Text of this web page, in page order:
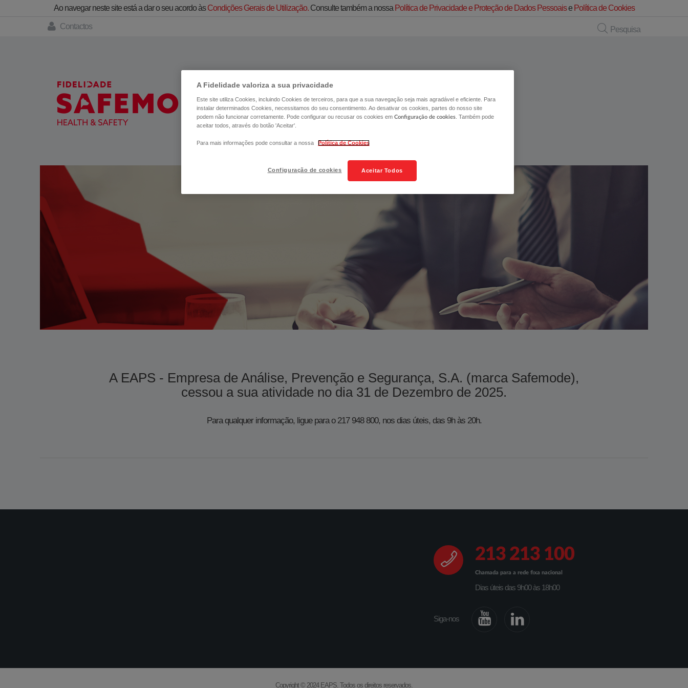
Ao navegar neste site está a dar o seu acordo àsCondições Gerais de Utilização.Consulte também a nossa Política de Privacidade e Proteção de Dados Pessoaise Política de Cookies
Contactos Pesquisa
​​A EAPS - Empresa de Análise, Prevenção e Segurança, S.A. (marca Safemode),
cessou a sua atividade no dia 31 de Dezembro de 2025.​​​​
Para qualquer informação, ligue para o 217 948 800, nos dias úteis, das 9h às 20h.
213 213 100
Chamada para a rede fixa nacional
Dias úteis das 9h00 às 18h00
Siga-nos
Copyright © 2024 EAPS. Todos os direitos reservados.
A Fidelidade valoriza a sua privacidade
Este site utiliza Cookies, incluindo Cookies de terceiros, para que a sua navegação seja mais agradável e eficiente. Para
instalar determinados Cookies, necessitamos do seu consentimento. Ao desativar os cookies, partes do nosso site
podem não funcionar corretamente. Pode configurar ou recusar os cookies em Configuração de cookies . Também pode
aceitar todos, através do botão 'Aceitar'.
Para mais informações pode consultar a nossa Política de Cookies
Aceitar Todos
Configuração de cookies